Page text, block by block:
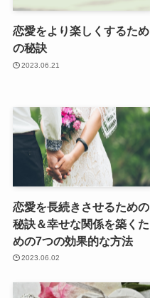
恋愛をより楽しくするため
の秘訣
2023.06.21
恋愛を長続きさせるための
秘訣＆幸せな関係を築くた
めの7つの効果的な方法
2023.06.02